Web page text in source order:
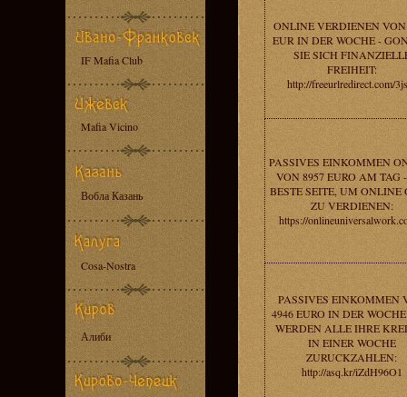
IF Mafia Club
Mafia Vicino
Вобла Казань
Cosa-Nostra
Алиби
ONLINE VERDIENEN VON
EUR IN DER WOCHE -
SIE SICH
FREIHEIT:
http://freeurlredirect.com/
PASSIVES EINKOMMEN
VON 8957 EURO AM TAG
BESTE SEITE, UM ONLINE
ZU VERDIENEN:
https://
PASSIVES EINKOMMEN
4946 EURO IN DER
WERDEN ALLE IHRE
IN EINER WOCHE
ZURUCKZAHLEN:
http://asq.kr/iZdH96O1